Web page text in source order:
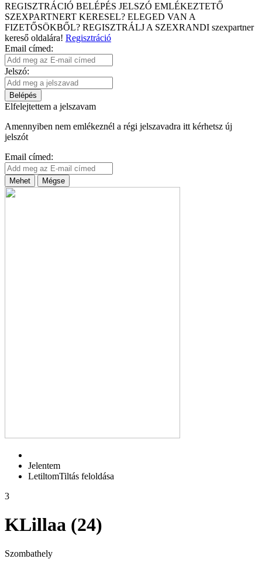
REGISZTRÁCIÓ BELÉPÉS JELSZÓ EMLÉKEZTETŐ
SZEXPARTNERT KERESEL? ELEGED VAN A
FIZETŐSÖKBŐL? REGISZTRÁLJ A SZEXRANDI szexpartner
kereső oldalára! Regisztráció
Email címed:
Jelszó:
Belépés
Elfelejtettem a jelszavam
Amennyiben nem emlékeznél a régi jelszavadra itt kérhetsz új
jelszót
Email címed:
Mehet Mégse
Jelentem
LetiltomTiltás feloldása
3
KLillaa (24)
Szombathely